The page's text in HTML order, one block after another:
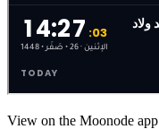
View on the Moonode app